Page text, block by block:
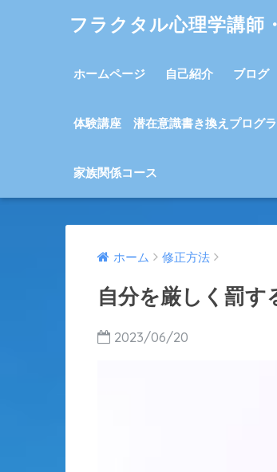
フラクタル心理学講
ホームページ 自己紹介 ブログ
体験講座 潜在意識書き換えプログ
家族関係コース
ホーム 修正方法
自分を厳しく罰す
2023/06/20